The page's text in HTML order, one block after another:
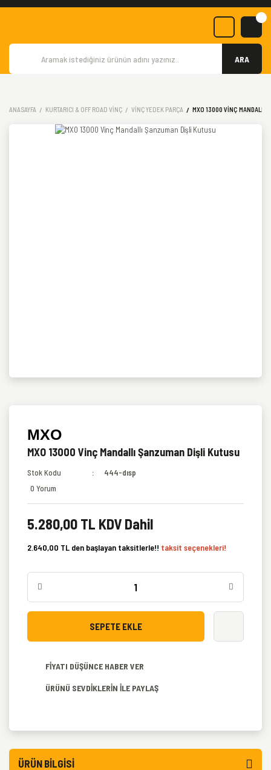
ARA
ANASAYFA KURTARICI & OFF ROAD VINÇ VINÇ YEDEK PARÇA MXO 13000 VINÇ MANDALLI
MXO
MXO 13000 Vinç Mandallı Şanzuman Dişli Kutusu
Stok Kodu
444-dısp
0 Yorum
5.280,00 TL KDV Dahil
2.640,00 TL den başlayan taksitlerle!! taksit seçenekleri!
SEPETE EKLE
FİYATI DÜŞÜNCE HABER VER
ÜRÜNÜ SEVDİKLERİN İLE PAYLAŞ
ÜRÜN BILGISI